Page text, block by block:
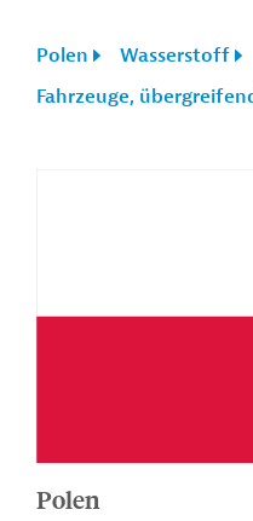
Polen
Wasserstoff
Fahrzeuge,
Polen